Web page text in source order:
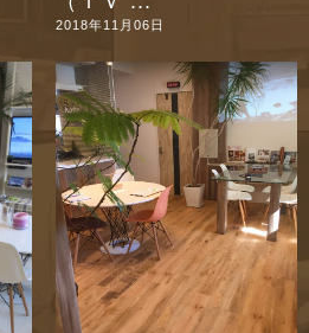
2018年11月06日